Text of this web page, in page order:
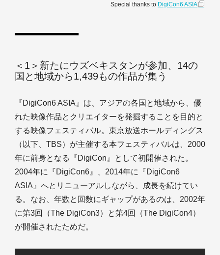
Special thanks to DigiCon6 ASIA
＜1＞新たにウズベキスタンが参加、14の
国と地域から1,439もの作品が集う
『DigiCon6 ASIA』は、アジアの各国と地域から、優
れた映像作品とクリエイターを発掘することを目的と
する映像フェスティバル。東京放送ホールディングス
（以下、TBS）が主催する本フェスティバルは、2000
年に前身となる『DigiCon』として初開催された。
2004年に『DigiCon6』、2014年に『DigiCon6
ASIA』へとリニューアルしながら、成長を続けてい
る。なお、年数と回数にギャップがあるのは、2002年
に第3回（The DigiCon3）と第4回（The DigiCon4）
が開催されたためだ。